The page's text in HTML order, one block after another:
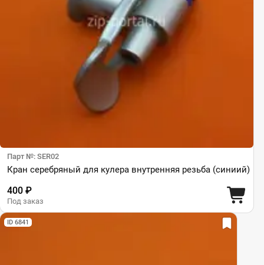
Парт №: SER02
Кран серебряный для кулера внутренняя резьба (синиий)
400 ₽
Под заказ
ID 6841